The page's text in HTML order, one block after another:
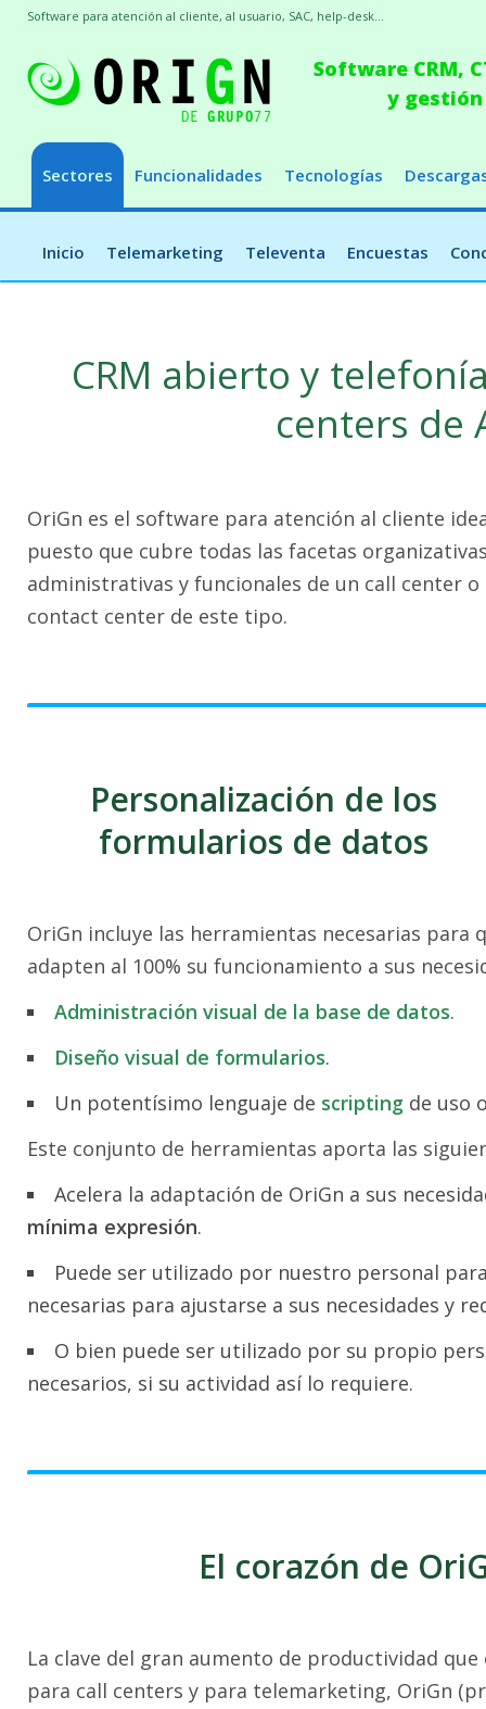
Software CRM,
y
Sectores Funcionalidades Tecnologías
Inicio Telemarketing Televenta Encuestas
Software para atención al cliente, al usuario, SAC, help-desk...
CRM abierto y
centers de
OriGn es el software para atención al cliente
puesto que cubre todas las facetas
administrativas y funcionales de un call center o
contact center de este tipo.
Personalización de los
formularios de datos
OriGn incluye las herramientas necesarias
adapten al 100% su funcionamiento a sus
Administración visual de la base de datos.
Diseño visual de formularios.
Un potentísimo lenguaje de scripting de uso
Este conjunto de herramientas aporta las
Acelera la adaptación de OriGn a sus
mínima expresión.
Puede ser utilizado por nuestro personal
necesarias para ajustarse a sus necesidades y
O bien puede ser utilizado por su propio
necesarios, si su actividad así lo requiere.
El corazón de
La clave del gran aumento de productividad
para call centers y para telemarketing, OriGn